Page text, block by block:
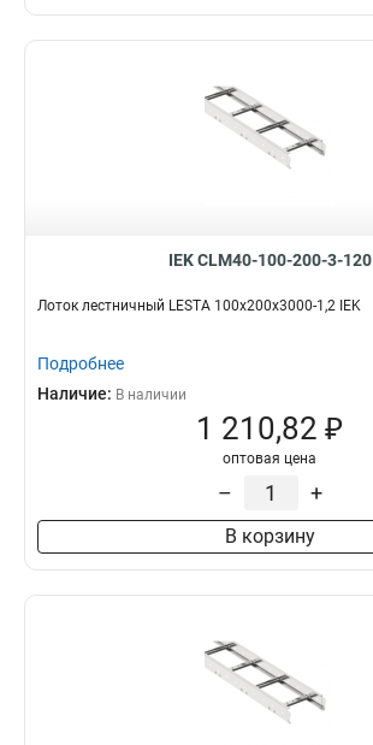
IEK CLM40-100-200-3-120
Лоток лестничный LESTA 100х200х3000-1,2 IEK
Подробнее
Наличие: В наличии
1 210,82 ₽
оптовая цена
– +
В корзину